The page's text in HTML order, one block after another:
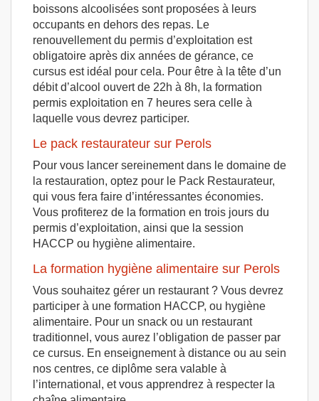
boissons alcoolisées sont proposées à leurs
occupants en dehors des repas. Le
renouvellement du permis d’exploitation est
obligatoire après dix années de gérance, ce
cursus est idéal pour cela. Pour être à la tête d’un
débit d’alcool ouvert de 22h à 8h, la formation
permis exploitation en 7 heures sera celle à
laquelle vous devrez participer.
Le pack restaurateur sur Perols
Pour vous lancer sereinement dans le domaine de
la restauration, optez pour le Pack Restaurateur,
qui vous fera faire d’intéressantes économies.
Vous profiterez de la formation en trois jours du
permis d’exploitation, ainsi que la session
HACCP ou hygiène alimentaire.
La formation hygiène alimentaire sur Perols
Vous souhaitez gérer un restaurant ? Vous devrez
participer à une formation HACCP, ou hygiène
alimentaire. Pour un snack ou un restaurant
traditionnel, vous aurez l’obligation de passer par
ce cursus. En enseignement à distance ou au sein
nos centres, ce diplôme sera valable à
l’international, et vous apprendrez à respecter la